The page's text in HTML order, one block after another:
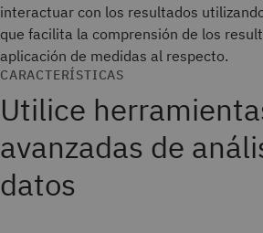
interactuar con los resultados
que facilita la comprensión de los
aplicación de medidas al respecto.
CARACTERÍSTICAS
Utilice
avanzadas de
datos